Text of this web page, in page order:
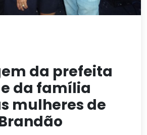
da prefeita
da família
mulheres de